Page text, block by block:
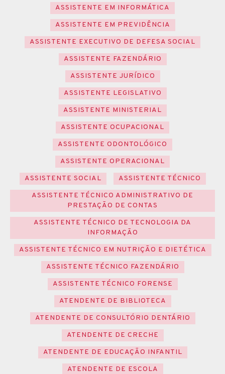
ASSISTENTE EM INFORMÁTICA
ASSISTENTE EM PREVIDÊNCIA
ASSISTENTE EXECUTIVO DE DEFESA SOCIAL
ASSISTENTE FAZENDÁRIO
ASSISTENTE JURÍDICO
ASSISTENTE LEGISLATIVO
ASSISTENTE MINISTERIAL
ASSISTENTE OCUPACIONAL
ASSISTENTE ODONTOLÓGICO
ASSISTENTE OPERACIONAL
ASSISTENTE SOCIAL
ASSISTENTE TÉCNICO
ASSISTENTE TÉCNICO ADMINISTRATIVO DE
PRESTAÇÃO DE CONTAS
ASSISTENTE TÉCNICO DE TECNOLOGIA DA
INFORMAÇÃO
ASSISTENTE TÉCNICO EM NUTRIÇÃO E DIETÉTICA
ASSISTENTE TÉCNICO FAZENDÁRIO
ASSISTENTE TÉCNICO FORENSE
ATENDENTE DE BIBLIOTECA
ATENDENTE DE CONSULTÓRIO DENTÁRIO
ATENDENTE DE CRECHE
ATENDENTE DE EDUCAÇÃO INFANTIL
ATENDENTE DE ESCOLA